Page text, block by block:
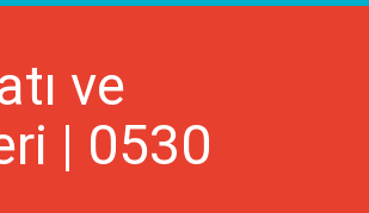
ve
| 0530